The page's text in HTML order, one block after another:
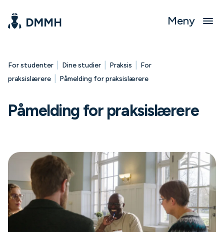
Meny
For studenter | Dine studier | Praksis | For
praksislærere | Påmelding for praksislærere
Påmelding for praksislærere